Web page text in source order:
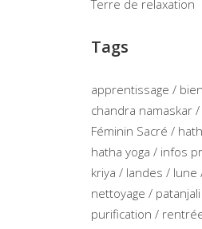
Terre de relaxation
Tags
apprentissage
chandra namaskar
Féminin Sacré
hatha yoga
infos
kriya
landes
lune
nettoyage
patanjali
purification